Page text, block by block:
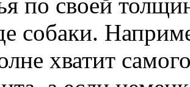
собаки.
хватит